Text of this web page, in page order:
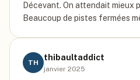
Décevant. On attendait mieux
Beaucoup de pistes fermées
TH
thibaultaddict
janvier 2025